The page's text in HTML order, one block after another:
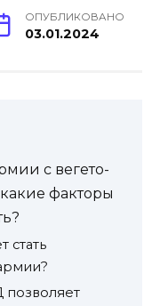
ОПУБЛИКОВАНО
03.01.2024
с вегето-
факторы
позволяет